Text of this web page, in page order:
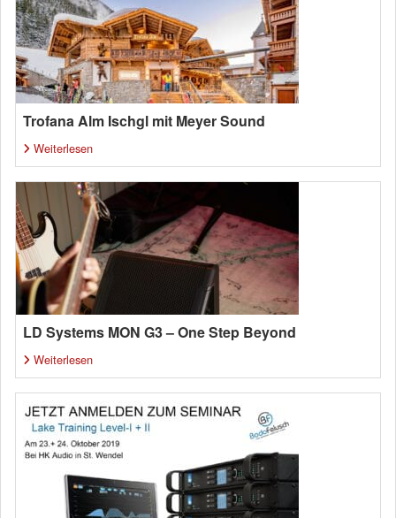
Trofana Alm Ischgl mit Meyer Sound
Weiterlesen
LD Systems MON G3 – One Step Beyond
Weiterlesen